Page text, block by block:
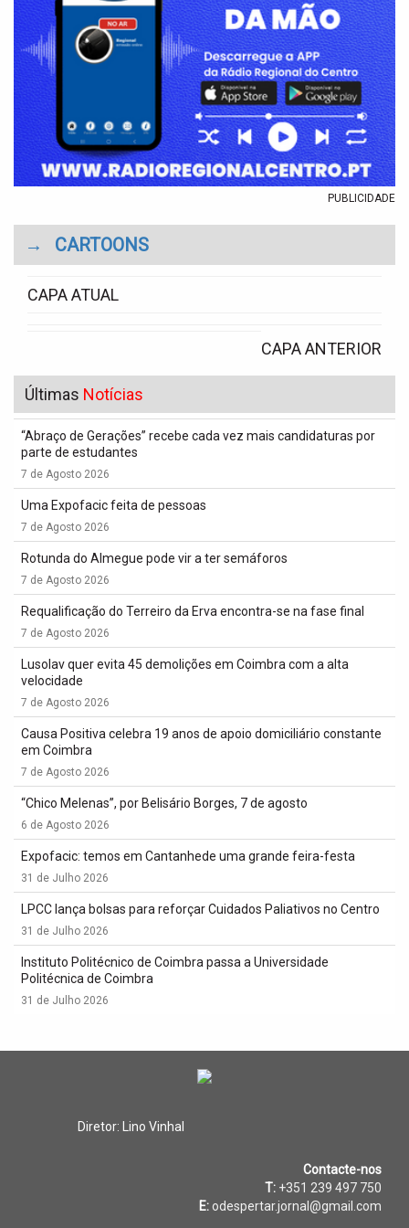
PUBLICIDADE
→ CARTOONS
CAPA ATUAL
CAPA ANTERIOR
Últimas Notícias
“Abraço de Gerações” recebe cada vez mais candidaturas por
parte de estudantes
7 de Agosto 2026
Uma Expofacic feita de pessoas
7 de Agosto 2026
Rotunda do Almegue pode vir a ter semáforos
7 de Agosto 2026
Requalificação do Terreiro da Erva encontra-se na fase final
7 de Agosto 2026
Lusolav quer evita 45 demolições em Coimbra com a alta
velocidade
7 de Agosto 2026
Causa Positiva celebra 19 anos de apoio domiciliário constante
em Coimbra
7 de Agosto 2026
“Chico Melenas”, por Belisário Borges, 7 de agosto
6 de Agosto 2026
Expofacic: temos em Cantanhede uma grande feira-festa
31 de Julho 2026
LPCC lança bolsas para reforçar Cuidados Paliativos no Centro
31 de Julho 2026
Instituto Politécnico de Coimbra passa a Universidade
Politécnica de Coimbra
31 de Julho 2026
Diretor: Lino Vinhal
Contacte-nos
T: +351 239 497 750
E: odespertar.jornal@gmail.com